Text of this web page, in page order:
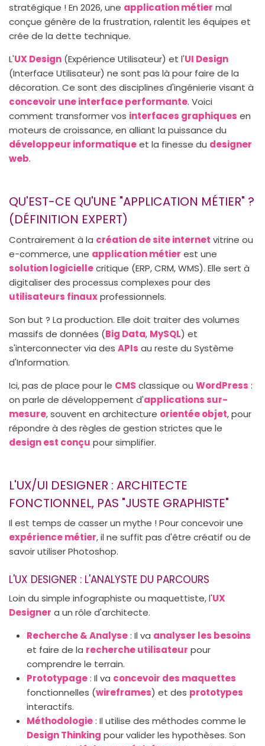
stratégique ! En 2026, une application métier mal
conçue génère de la frustration, ralentit les équipes et
crée de la dette technique.
L'UX Design (Expérience Utilisateur) et l'UI Design
(Interface Utilisateur) ne sont pas là pour faire de la
décoration. Ce sont des disciplines d'ingénierie visant à
concevoir une interface performante. Voici
comment transformer vos interfaces graphiques en
moteurs de croissance, en alliant la puissance du
développeur informatiqueet la finesse du designer
web.
QU'EST-CE QU'UNE "APPLICATION MÉTIER" ?
(DÉFINITION EXPERT)
Contrairement à la création de site internet vitrine ou
e-commerce, une application métier est une
solution logiciellecritique (ERP, CRM, WMS). Elle sert à
digitaliser des processus complexes pour des
utilisateurs finauxprofessionnels.
Son but ? La production. Elle doit traiter des volumes
massifs de données (Big Data, MySQL) et
s'interconnecter via des APIs au reste du Système
d'Information.
Ici, pas de place pour le CMS classique ou WordPress :
on parle de développement d'applications sur-
mesure, souvent en architecture orientée objet, pour
répondre à des règles de gestion strictes que le
design est conçu pour simplifier.
L'UX/UI DESIGNER : ARCHITECTE
FONCTIONNEL, PAS "JUSTE GRAPHISTE"
Il est temps de casser un mythe ! Pour concevoir une
expérience métier, il ne suffit pas d'être créatif ou de
savoir utiliser Photoshop.
L'UX DESIGNER : L'ANALYSTE DU PARCOURS
Loin du simple infographiste ou maquettiste, l'UX
Designer a un rôle d'architecte.
Recherche & Analyse: Il va analyser les besoins
et faire de la recherche utilisateur pour
comprendre le terrain.
Prototypage: Il va concevoir des maquettes
fonctionnelles (wireframes) et des prototypes
interactifs.
Méthodologie: Il utilise des méthodes comme le
Design Thinking pour valider les hypothèses. Son